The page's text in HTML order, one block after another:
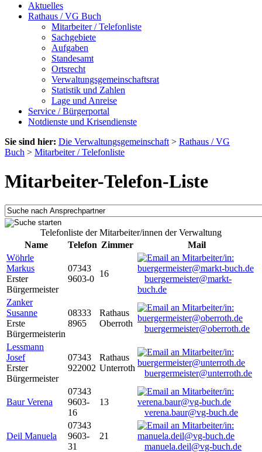
Aktuelles
Rathaus / VG Buch
Mitarbeiter / Telefonliste
Sachgebiete
Aufgaben
Standesamt
Ortsrecht
Verwaltungsgemeinschaftsrat
Statistik und Zahlen
Lage und Anreise
Service / Bürgerportal
Notdienste und Krisendienste
Sie sind hier: Die Verwaltungsgemeinschaft > Rathaus / VG
Buch > Mitarbeiter / Telefonliste
Mitarbeiter-Telefon-Liste
Telefonliste der Mitarbeiter/innen der Verwaltung
Name
Telefon Zimmer
Mail
Wöhrle
Markus
Erster
Bürgermeister
07343
9603-0
16
buergermeister@markt-
buch.de
Zanker
Susanne
Erste
Bürgermeisterin
08333
8965
Rathaus
Oberroth
buergermeister@oberroth.de
Lessmann
Josef
Erster
Bürgermeister
07343
922002
Rathaus
Unterroth
buergermeister@unterroth.de
Baur Verena
07343
9603-
16
13
verena.baur@vg-buch.de
Deil Manuela
07343
9603-
31
21
manuela.deil@vg-buch.de